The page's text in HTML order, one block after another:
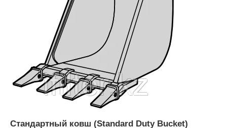
Стандартный ковш (Standard Duty Bucket)